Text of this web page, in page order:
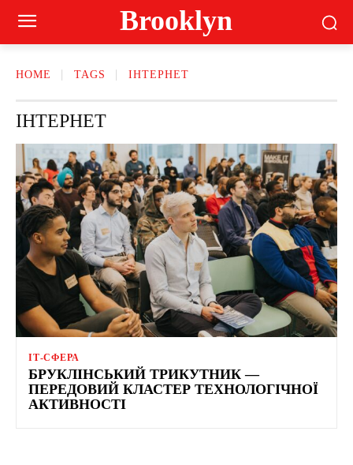
Brooklyn
HOME TAGS ІНТЕРНЕТ
ІНТЕРНЕТ
ІТ-СФЕРА
БРУКЛІНСЬКИЙ ТРИКУТНИК —
ПЕРЕДОВИЙ КЛАСТЕР ТЕХНОЛОГІЧНОЇ
АКТИВНОСТІ